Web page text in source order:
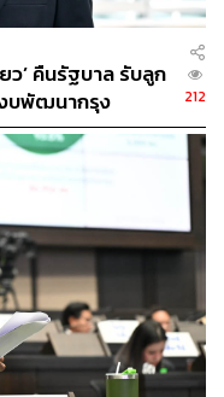
มจำได้ว่าครูประกาศ
นหนึ่งได้ที่ 3 สมัยนั้นยัง
จ
งลูก แล้วเป็นความ
ของเรา นั่นเป็นจุดเริ่ม
แบบฝึกหัดเองเป็นส่วน
ล่พ้นน้ำมาหายใจเอา
คลนตมอีกเหมือนเดิม
Growth Mindset ก็คือ
งตัวเอง
ว’ คืนรัฐบาล รับลูก
บพัฒนากรุง
212